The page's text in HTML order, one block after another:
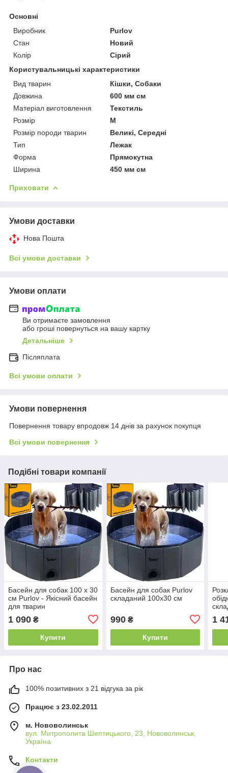
Основні
Виробник
Purlov
Стан
Новий
Колір
Сірий
Користувальницькі характеристики
Вид тварин
Кішки, Собаки
Довжина
600 мм см
Матеріал виготовлення
Текстиль
Розмір
M
Розмір породи тварин
Великі, Середні
Тип
Лежак
Форма
Прямокутна
Ширина
450 мм см
Приховати
Умови доставки
Нова Пошта
Всі умови доставки
Умови оплати
Ви отримаєте замовлення
або гроші повернуться на вашу картку
Детальніше
Післяплата
Всі умови оплати
Умови повернення
Повернення товару впродовж 14 днів за рахунок покупця
Всі умови повернення
Подібні товари компанії
Басейн для собак 100 x 30
см Purlov - Якісний басейн
для тварин
1 090 ₴
Купити
Басейн для собак Purlov
складаний 100x30 см
990₴
Купити
1
Про нас
100% позитивних з 21 відгука за рік
Працює з 23.02.2011
м. Нововолинськ
вул. Митрополита Шептицького, 23, Нововолинськ,
Україна
Контакти